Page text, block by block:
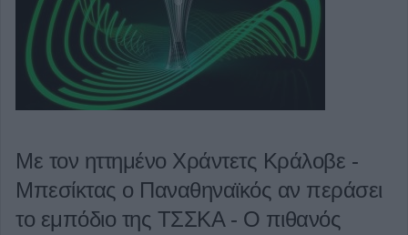
Με τον ηττημένο Χράντετς Κράλοβε -
Μπεσίκτας ο Παναθηναϊκός αν περάσει
το εμπόδιο της ΤΣΣΚΑ - Ο πιθανός